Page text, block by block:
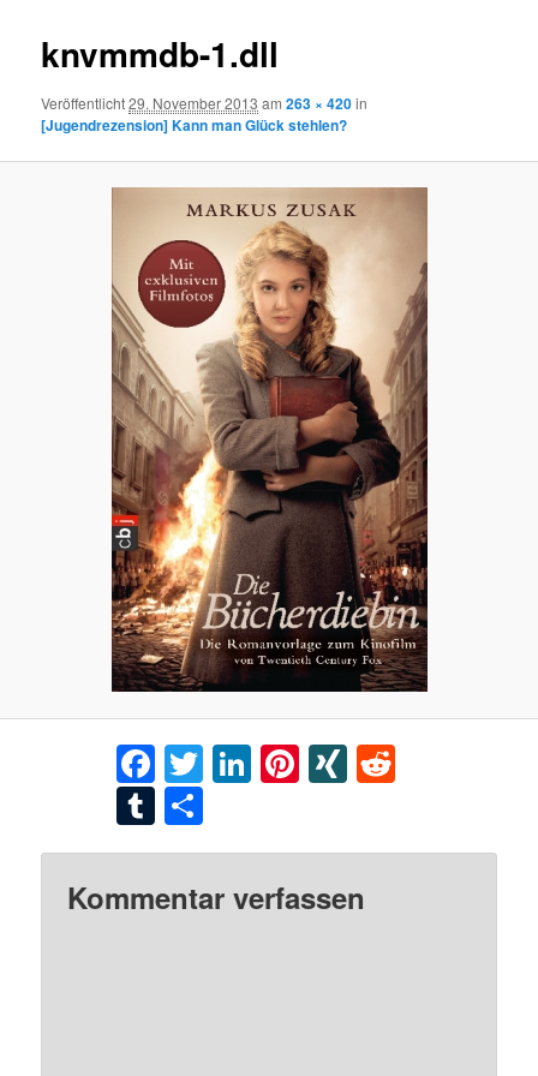
knvmmdb-1.dll
Veröffentlicht29. November 2013 am263 × 420in
[Jugendrezension] Kann man Glück stehlen?
Facebook
Twitter
LinkedIn
Pinterest
XING
Tumblr
Kommentar verfassen